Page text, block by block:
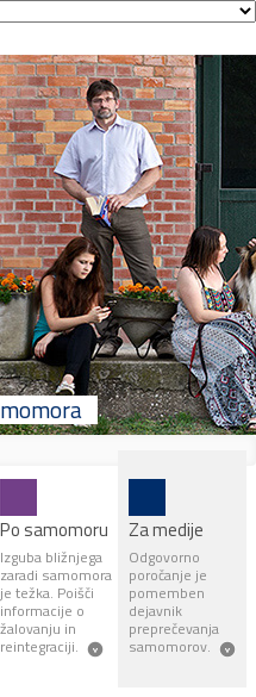
Po samomoru
Izguba bližnjega
zaradi samomora
je težka. Poišči
informacije o
žalovanju in
reintegraciji.
Za medije
Odgovorno
poročanje je
pomemben
dejavnik
preprečevanja
samomorov.